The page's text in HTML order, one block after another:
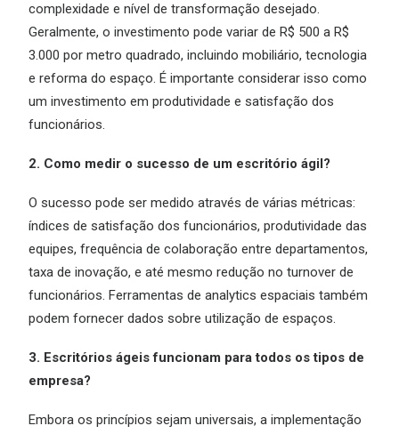
complexidade e nível de transformação desejado.
Geralmente, o investimento pode variar de R$ 500 a R$
3.000 por metro quadrado, incluindo mobiliário, tecnologia
e reforma do espaço. É importante considerar isso como
um investimento em produtividade e satisfação dos
funcionários.
2. Como medir o sucesso de um escritório ágil?
O sucesso pode ser medido através de várias métricas:
índices de satisfação dos funcionários, produtividade das
equipes, frequência de colaboração entre departamentos,
taxa de inovação, e até mesmo redução no turnover de
funcionários. Ferramentas de analytics espaciais também
podem fornecer dados sobre utilização de espaços.
3. Escritórios ágeis funcionam para todos os tipos de
empresa?
Embora os princípios sejam universais, a implementação